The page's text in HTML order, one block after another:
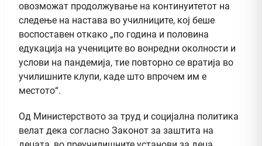
овозможат продолжување на континуитетот на
следење на настава во училниците, кој беше
воспоставен откако „по година и половина
едукација на учениците во вонредни околности и
услови на пандемија, тие повторно се вратија во
училишните клупи, каде што впрочем им е
местото“.
Од Министерството за труд и социјална политика
велат дека согласно Законот за заштита на